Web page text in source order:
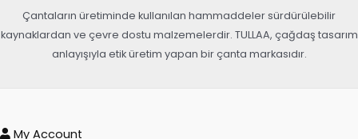
Çantaların üretiminde kullanılan hammaddeler sürdürülebilir
kaynaklardan ve çevre dostu malzemelerdir. TULLAA, çağdaş tasarım
anlayışıyla etik üretim yapan bir çanta markasıdır.
My Account